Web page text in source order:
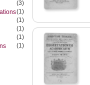
(3)
(1)
(1)
(1)
(1)
(1)